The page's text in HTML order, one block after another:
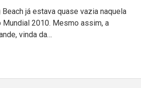
já estava quase vazia naquela
Mundial 2010. Mesmo assim, a
vinda da…